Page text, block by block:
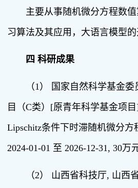
主要从事随机微分方程数
习算法及其应用，大语言模型的
四 科研成果
（1） 国家自然科学基金
目（C类）[原青年科学基金项
Lipschitz条件下时滞随机微分方
2024-01-01 至 2026-12-31, 30万
（2） 山西省科技厅, 山西